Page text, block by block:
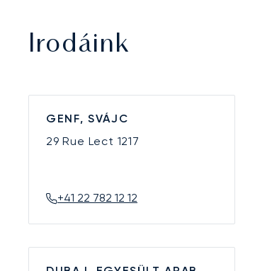
Irodáink
GENF, SVÁJC
29 Rue Lect 1217
+41 22 782 12 12